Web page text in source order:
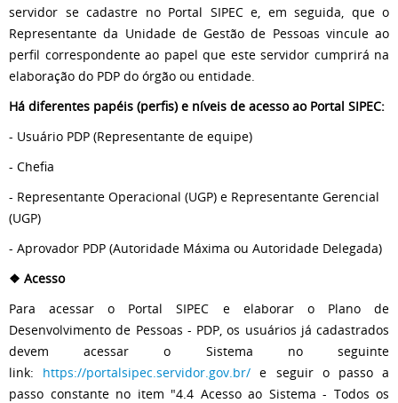
servidor se cadastre no Portal SIPEC e, em seguida, que o
Representante da Unidade de Gestão de Pessoas vincule ao
perfil correspondente ao papel que este servidor cumprirá na
elaboração do PDP do órgão ou entidade.
Há diferentes papéis (perfis) e níveis de acesso ao Portal SIPEC:
- Usuário PDP (Representante de equipe)
- Chefia
- Representante Operacional (UGP) e Representante Gerencial
(UGP)
- Aprovador PDP (Autoridade Máxima ou Autoridade Delegada)
❖ Acesso
Para acessar o Portal SIPEC e elaborar o Plano de
Desenvolvimento de Pessoas - PDP, os usuários já cadastrados
devem acessar o Sistema no seguinte
link: https://portalsipec.servidor.gov.br/ e seguir o passo a
passo constante no item "4.4 Acesso ao Sistema - Todos os